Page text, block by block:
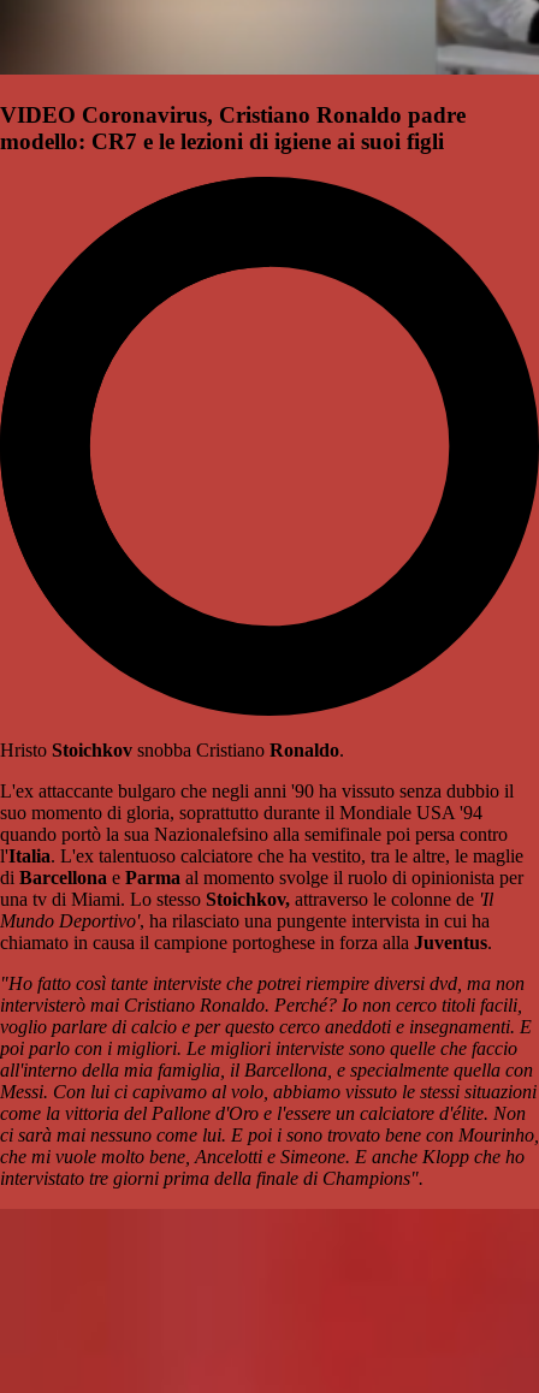
VIDEO Coronavirus, Cristiano Ronaldo padre
modello: CR7 e le lezioni di igiene ai suoi figli
Hristo Stoichkov snobba Cristiano Ronaldo.
L'ex attaccante bulgaro che negli anni '90 ha vissuto senza dubbio il
suo momento di gloria, soprattutto durante il Mondiale USA '94
quando portò la sua Nazionalefsino alla semifinale poi persa contro
l'Italia. L'ex talentuoso calciatore che ha vestito, tra le altre, le maglie
di Barcellona e Parma al momento svolge il ruolo di opinionista per
una tv di Miami. Lo stesso Stoichkov, attraverso le colonne de 'Il
Mundo Deportivo', ha rilasciato una pungente intervista in cui ha
chiamato in causa il campione portoghese in forza alla Juventus.
"Ho fatto così tante interviste che potrei riempire diversi dvd, ma non
intervisterò mai Cristiano Ronaldo. Perché? Io non cerco titoli facili,
voglio parlare di calcio e per questo cerco aneddoti e insegnamenti. E
poi parlo con i migliori. Le migliori interviste sono quelle che faccio
all'interno della mia famiglia, il Barcellona, e specialmente quella con
Messi. Con lui ci capivamo al volo, abbiamo vissuto le stessi situazioni
come la vittoria del Pallone d'Oro e l'essere un calciatore d'élite. Non
ci sarà mai nessuno come lui. E poi i sono trovato bene con Mourinho,
che mi vuole molto bene, Ancelotti e Simeone. E anche Klopp che ho
intervistato tre giorni prima della finale di Champions".